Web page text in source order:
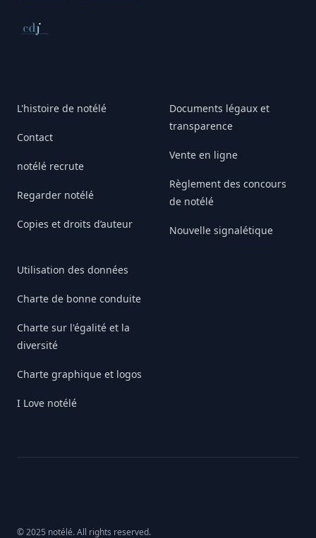
Conseil de déontologie journalistique
L'histoire de notélé
Contact
notélé recrute
Regarder notélé
Copies et droits d’auteur
Utilisation des données
Charte de bonne conduite
Charte sur l'égalité et la
diversité
Charte graphique et logos
I Love notélé
Documents légaux et
transparence
Vente en ligne
Règlement des concours
de notélé
Nouvelle signalétique
© 2025 notélé. All rights reserved.